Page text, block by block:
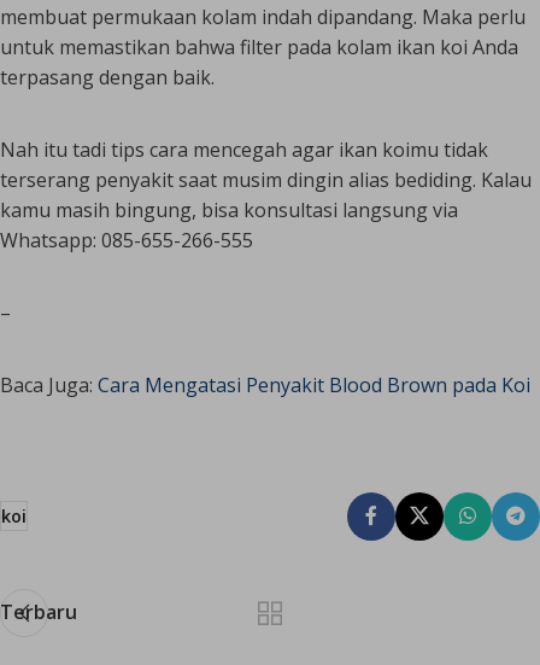
membuat permukaan kolam indah dipandang. Maka perlu
untuk memastikan bahwa filter pada kolam ikan koi Anda
terpasang dengan baik.
Nah itu tadi tips cara mencegah agar ikan koimu tidak
terserang penyakit saat musim dingin alias bediding. Kalau
kamu masih bingung, bisa konsultasi langsung via
Whatsapp: 085-655-266-555
–
Baca Juga: Cara Mengatasi Penyakit Blood Brown pada Koi
koi
Terbaru